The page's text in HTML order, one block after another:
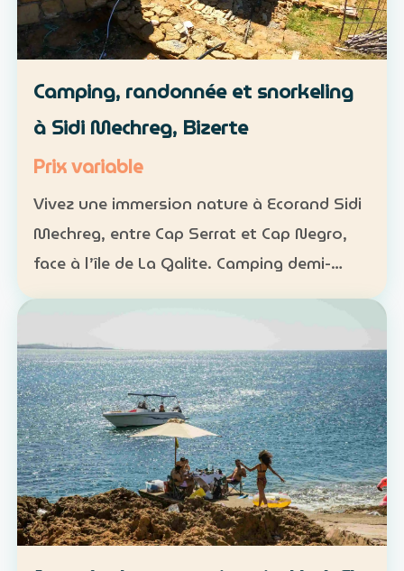
Camping, randonnée et snorkeling
à Sidi Mechreg, Bizerte
Prix variable
Vivez une immersion nature à Ecorand Sidi
Mechreg, entre Cap Serrat et Cap Negro,
face à l’île de La Galite. Camping demi-
pension : 65 DT Camping pension complète
déjeuner : 120 DT…